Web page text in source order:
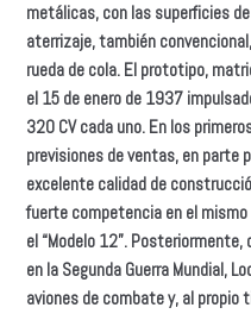
metálicas, con las superficies
aterrizaje, también
rueda de cola. El prototipo,
el 15 de enero de 1937
320 CV cada uno. En los
previsiones de ventas, en parte
excelente calidad de
fuerte competencia en el
el “Modelo 12”.
en la Segunda Guerra Mundial,
aviones de combate y, al